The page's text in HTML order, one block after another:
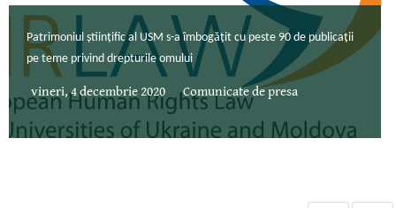
Patrimoniul științific al USM s-a îmbogățit cu peste 90 de publicații
pe teme privind drepturile omului
vineri, 4 decembrie 2020 Comunicate de presa